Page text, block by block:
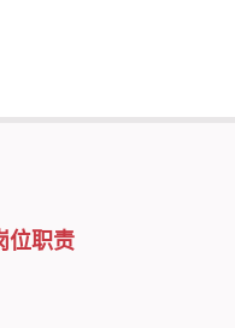
位职责